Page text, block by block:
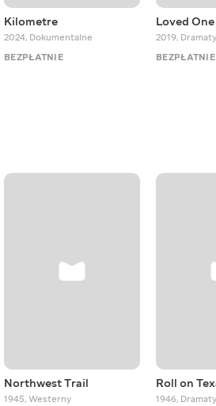
Kilometre
2024, Dokumentalne
BEZPŁATNIE
Loved One
2019, Dramaty
BEZPŁATNIE
Northwest Trail
1945, Westerny
Roll on
1946, Dramaty